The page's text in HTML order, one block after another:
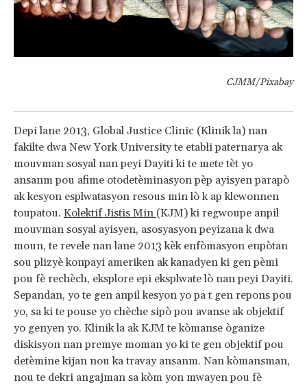
CJMM/Pixabay
Depi lane 2013, Global Justice Clinic (Klinik la) nan
fakilte dwa New York University te etabli paternarya ak
mouvman sosyal nan peyi Dayiti ki te mete tèt yo
ansanm pou afime otodetèminasyon pèp ayisyen parapò
ak kesyon esplwatasyon resous min lò k ap klewonnen
toupatou. Kolektif Jistis Min (KJM) ki regwoupe anpil
mouvman sosyal ayisyen, asosyasyon peyizana k dwa
moun, te revele nan lane 2013 kèk enfòmasyon enpòtan
sou plizyè konpayi ameriken ak kanadyen ki gen pèmi
pou fè rechèch, eksplore epi eksplwate lò nan peyi Dayiti.
Sepandan, yo te gen anpil kesyon yo pa t gen repons pou
yo, sa ki te pouse yo chèche sipò pou avanse ak objektif
yo genyen yo. Klinik la ak KJM te kòmanse òganize
diskisyon nan premye moman yo ki te gen objektif pou
detèmine kijan nou ka travay ansanm. Nan kòmansman,
nou te dekri angajman sa kòm yon mwayen pou fè